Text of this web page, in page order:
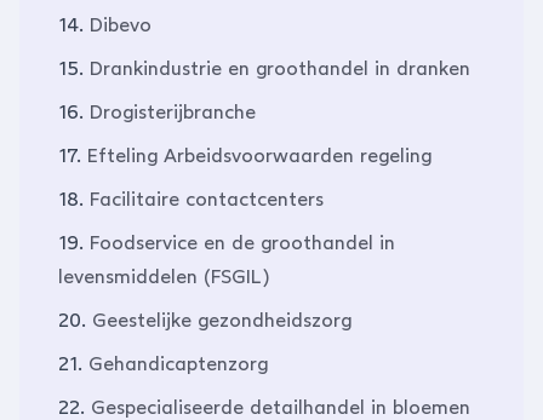
14. Dibevo
15. Drankindustrie en groothandel in dranken
16. Drogisterijbranche
17. Efteling Arbeidsvoorwaarden regeling
18. Facilitaire contactcenters
19. Foodservice en de groothandel in
levensmiddelen (FSGIL)
20. Geestelijke gezondheidszorg
21. Gehandicaptenzorg
22. Gespecialiseerde detailhandel in bloemen